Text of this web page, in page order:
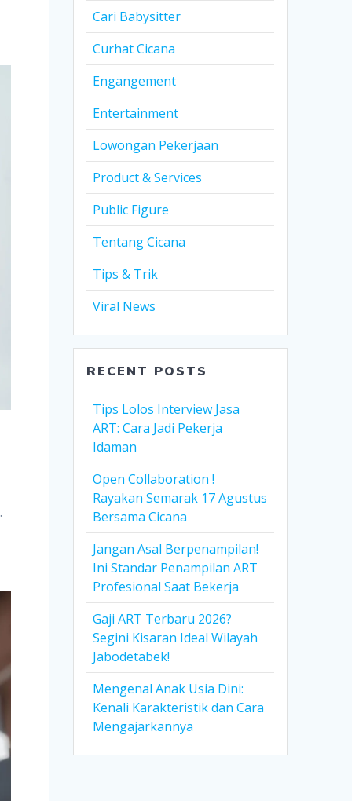
Cari Babysitter
Curhat Cicana
Engangement
Entertainment
Lowongan Pekerjaan
Product & Services
Public Figure
Tentang Cicana
Tips & Trik
Viral News
RECENT POSTS
Tips Lolos Interview Jasa
ART: Cara Jadi Pekerja
Idaman
Open Collaboration !
Rayakan Semarak 17 Agustus
Bersama Cicana
Jangan Asal Berpenampilan!
Ini Standar Penampilan ART
Profesional Saat Bekerja
Gaji ART Terbaru 2026?
Segini Kisaran Ideal Wilayah
Jabodetabek!
Mengenal Anak Usia Dini:
Kenali Karakteristik dan Cara
Mengajarkannya